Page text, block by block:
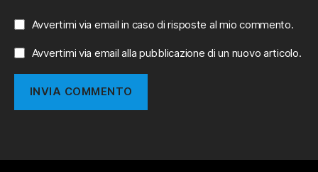
Avvertimi via email in caso di risposte al mio commento.
Avvertimi via email alla pubblicazione di un nuovo articolo.